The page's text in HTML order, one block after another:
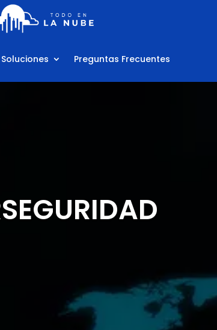
Soluciones Preguntas Frecuentes